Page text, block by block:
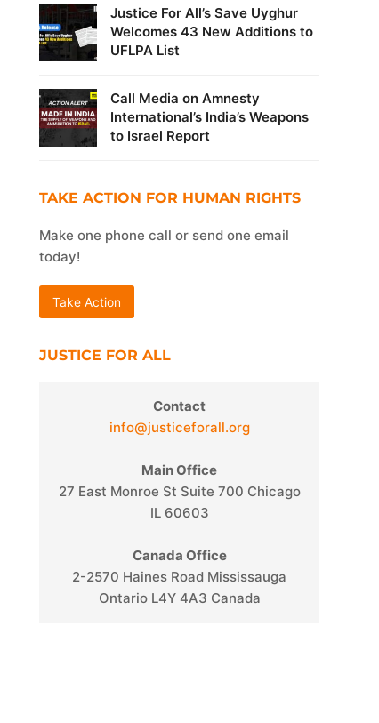
Justice For All’s Save Uyghur
Welcomes 43 New Additions to
UFLPA List
Call Media on Amnesty
International’s India’s Weapons
to Israel Report
TAKE ACTION FOR HUMAN RIGHTS
Make one phone call or send one email
today!
Take Action
JUSTICE FOR ALL
Contact
info@justiceforall.org
Main Office
27 East Monroe St Suite 700 Chicago
IL 60603
Canada Office
2-2570 Haines Road Mississauga
Ontario L4Y 4A3 Canada